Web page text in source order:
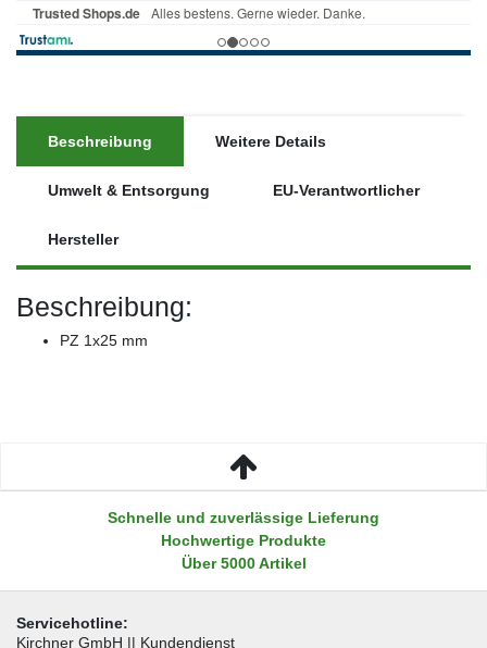
Beschreibung Weitere Details
Umwelt & Entsorgung EU-Verantwortlicher
Hersteller
Beschreibung:
PZ 1x25 mm
Schnelle und zuverlässige Lieferung
Hochwertige Produkte
Über 5000 Artikel
Servicehotline:
Kirchner GmbH || Kundendienst